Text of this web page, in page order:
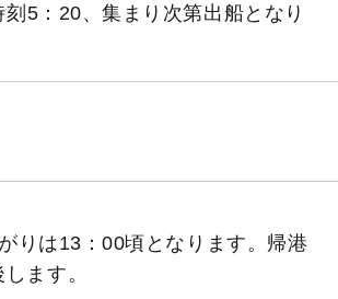
5：20、集まり次第出船となり
は13：00頃となります。帰港
ます。